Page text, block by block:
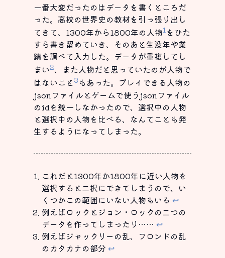
一番大変だったのはデータを書くところだ
った。高校の世界史の教材を引っ張り出し
てきて、1300年から1800年の人物1 をひた
すら書き留めていき、そのあと生没年や業
績を調べて入力した。データが重複してし
まい2、また人物だと思っていたのが人物で
はないこと3 もあった。プレイできる人物の
jsonファイルとゲームで使うjsonファイル
のidを統一しなかったので、選択中の人物
と選択中の人物を比べる、なんてことも発
生するようになってしまった。
これだと1300年か1800年に近い人物を
選択すると二択にできてしまうので、い
くつかこの範囲にいない人物もいる ↩
例えばロックとジョン・ロックの二つの
データを作ってしまったり…… ↩
例えばジャックリーの乱、フロンドの乱
のカタカナの部分 ↩